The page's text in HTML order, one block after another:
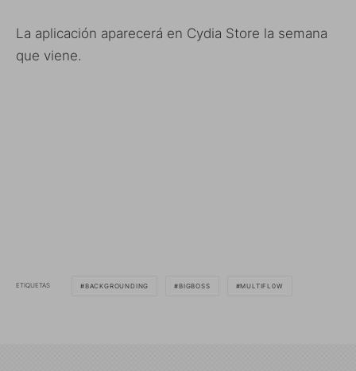
La aplicación aparecerá en Cydia Store la semana
que viene.
ETIQUETAS BACKGROUNDING BIGBOSS MULTIFL0W